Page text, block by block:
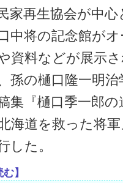
家再生協会が中
中将の記念館が
資料などが展示
孫の樋口隆一明治
集『樋口季一郎
海道を救った将軍
した。
】